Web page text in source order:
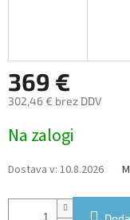
369 €
302,46 € brez DDV
price:
Na zalogi
Dostava v: 10.8.2026